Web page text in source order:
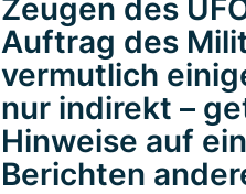
Zeugen des
Auftrag des
vermutlich
nur indirekt –
Hinweise auf
Berichten